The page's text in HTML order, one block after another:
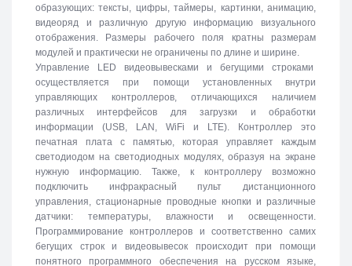
образующих: тексты, цифры, таймеры, картинки, анимацию,
видеоряд и различную другую информацию визуального
отображения. Размеры рабочего поля кратны размерам
модулей и практически не ограничены по длине и ширине.
Управление LED видеовывесками и бегущими строками
осуществляется при помощи установленных внутри
управляющих контроллеров, отличающихся наличием
различных интерфейсов для загрузки и обработки
информации (USB, LAN, WiFi и LTE). Контроллер это
печатная плата с памятью, которая управляет каждым
светодиодом на светодиодных модулях, образуя на экране
нужную информацию. Также, к контроллеру возможно
подключить инфракрасный пульт дистанционного
управления, стационарные проводные кнопки и различные
датчики: температуры, влажности и освещенности.
Программирование контроллеров и соответственно самих
бегущих строк и видеовывесок происходит при помощи
понятного программного обеспечения на русском языке,